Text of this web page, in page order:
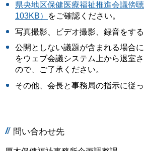
県央地区保健医療福祉推進会議傍
103KB）
をご確認ください。
写真撮影、ビデオ撮影、録音をす
公開としない議題が含まれる場合
をウェブ会議システム上から退室
ので、ご了承ください。
その他、会長と事務局の指示に従っ
問い合わせ先